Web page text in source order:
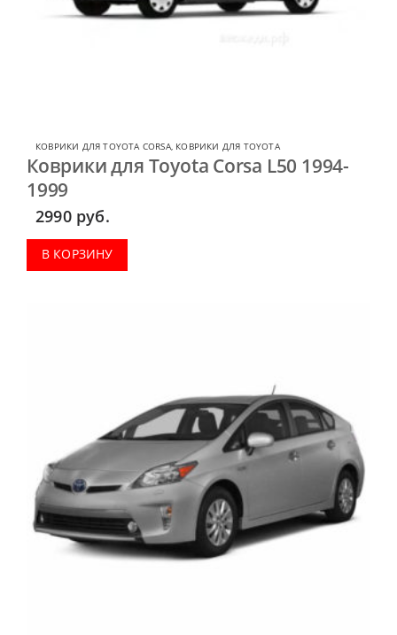
КОВРИКИ ДЛЯ TOYOTA CORSA, КОВРИКИ ДЛЯ TOYOTA
Коврики для Toyota Corsa L50 1994-
1999
2990 руб.
В КОРЗИНУ